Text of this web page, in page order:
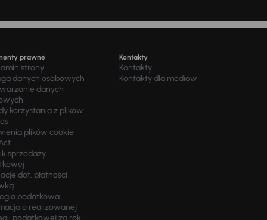
prawne
strony
danych osobowych
danych
korzystania z plików
plików cookie
sprzedaży
dot. płatności
podatkowa
o realizowanej
podatkowej za rok
Kontakty
Kontakty
Kontakty dla mediów